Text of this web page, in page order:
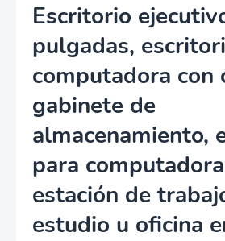
Escritorio
pulgadas,
computadora con
gabinete de
almacenamiento,
para
estación de
estudio u oficina